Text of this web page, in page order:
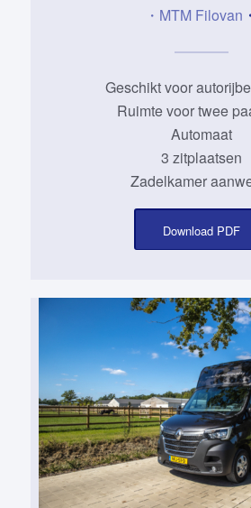
・MTM Filovan ・
Geschikt voor
Ruimte voor twee
Automaat
3 zitplaatsen
Zadelkamer
Download PDF